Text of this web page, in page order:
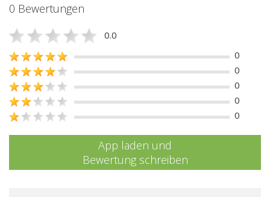
0 Bewertungen
0.0
0
0
0
0
0
App laden und
Bewertung schreiben